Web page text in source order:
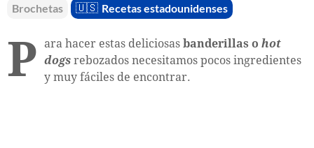
Brochetas 🇺🇸 Recetas estadounidenses
P ara hacer estas deliciosas banderillas o hot
dogs rebozados necesitamos pocos ingredientes
y muy fáciles de encontrar.